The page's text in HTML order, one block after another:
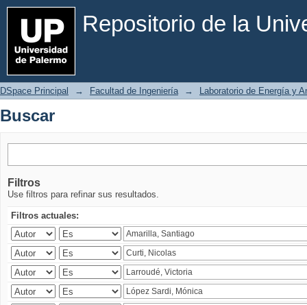
Repositorio de la
Buscar
DSpace Principal → Facultad de Ingeniería → Laboratorio de Energía y
Buscar
Filtros
Use filtros para refinar sus resultados.
Filtros actuales: